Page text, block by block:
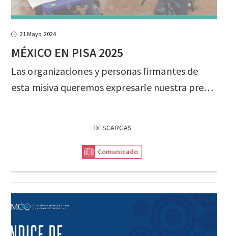
21 Mayo, 2024
MÉXICO EN PISA2025
Las organizaciones y personas firmantes de
esta misiva queremos expresarle nuestra preocupación respecto a la Prueba PISA 2025.
DESCARGAS:
Comunicado